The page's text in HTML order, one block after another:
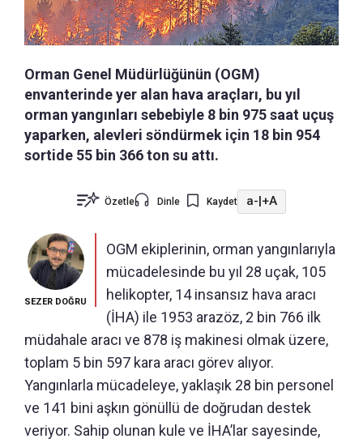
Orman Genel Müdürlüğünün (OGM)
envanterinde yer alan hava araçları, bu yıl
orman yangınları sebebiyle 8 bin 975 saat uçuş
yaparken, alevleri söndürmek için 18 bin 954
sortide 55 bin 366 ton su attı.
Özetle Dinle Kaydet a- +A
SEZER DOĞRU
OGM ekiplerinin, orman yangınlarıyla
mücadelesinde bu yıl 28 uçak, 105
helikopter, 14 insansız hava aracı
(İHA) ile 1953 arazöz, 2 bin 766 ilk
müdahale aracı ve 878 iş makinesi olmak üzere,
toplam 5 bin 597 kara aracı görev alıyor.
Yangınlarla mücadeleye, yaklaşık 28 bin personel
ve 141 bini aşkın gönüllü de doğrudan destek
veriyor. Sahip olunan kule ve İHA’lar sayesinde,